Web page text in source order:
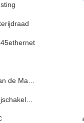
de Machtsadapter